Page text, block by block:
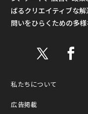
ばるクリエイティブな
問いをひらくための多様
私たちについて
広告掲載